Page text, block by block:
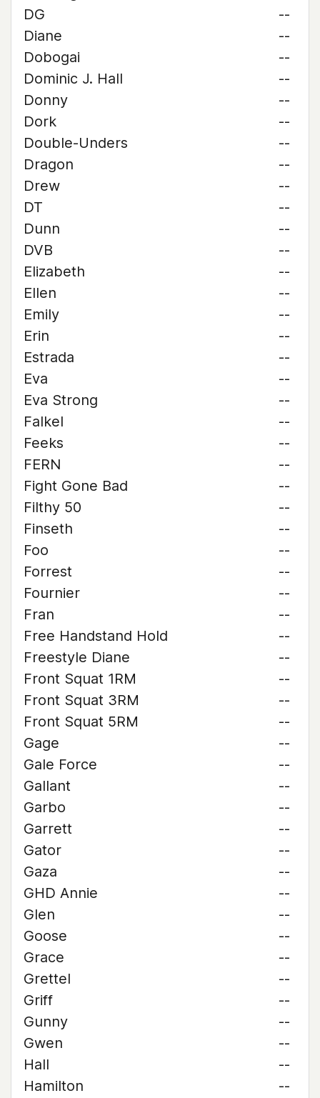
DG
--
Diane
--
Dobogai
--
Dominic J. Hall
--
Donny
--
Dork
--
Double-Unders
--
Dragon
--
Drew
--
DT
--
Dunn
--
DVB
--
Elizabeth
--
Ellen
--
Emily
--
Erin
--
Estrada
--
Eva
--
Eva Strong
--
Falkel
--
Feeks
--
FERN
--
Fight Gone Bad
--
Filthy 50
--
Finseth
--
Foo
--
Forrest
--
Fournier
--
Fran
--
Free Handstand Hold
--
Freestyle Diane
--
Front Squat 1RM
--
Front Squat 3RM
--
Front Squat 5RM
--
Gage
--
Gale Force
--
Gallant
--
Garbo
--
Garrett
--
Gator
--
Gaza
--
GHD Annie
--
Glen
--
Goose
--
Grace
--
Grettel
--
Griff
--
Gunny
--
Gwen
--
Hall
--
Hamilton
--